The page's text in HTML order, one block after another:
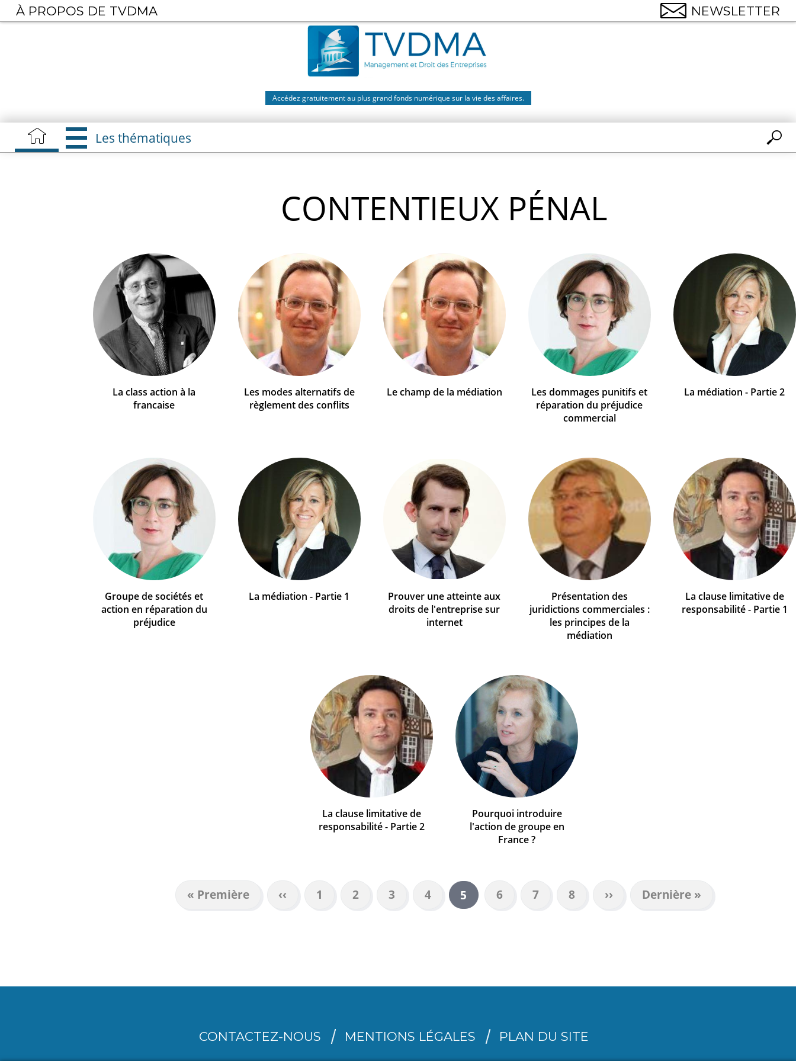
Aller
au
Accédez gratuitement au plus grand fonds numérique sur la vie des affaires.
Les thématiques
CONTENTIEUX PÉNAL
La class action à la
francaise
Les modes alternatifs de
règlement des conflits
Le champ de la médiation
Les dommages punitifs et
réparation du préjudice
commercial
La médiation - Partie 2
Groupe de sociétés et
action en réparation du
préjudice
La médiation - Partie 1
Prouver une atteinte aux
droits de l'entreprise sur
internet
Présentation des
juridictions commerciales :
les principes de la
médiation
La clause limitative de
responsabilité - Partie 1
La clause limitative de
responsabilité - Partie 2
Pourquoi introduire
l'action de groupe en
France ?
Première
page
« Première
Page
précédente
‹‹ Page
1 Page
2 Page
3 Page
4
Page
courante
5 Page
6 Page
7 Page
8
Page
suivante
››
Dernière
page
Dernière »
À PROPOS DE TVDMA NEWSLETTER
CONTACTEZ-NOUS MENTIONS LÉGALES PLAN DU SITE